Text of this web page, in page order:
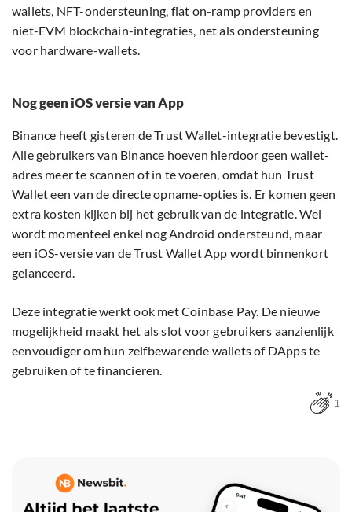
wallets, NFT-ondersteuning, fiat on-ramp providers en
niet-EVM blockchain-integraties, net als ondersteuning
voor hardware-wallets.
Nog geen iOS versie van App
Binance heeft gisteren de Trust Wallet-integratie bevestigt.
Alle gebruikers van Binance hoeven hierdoor geen wallet-
adres meer te scannen of in te voeren, omdat hun Trust
Wallet een van de directe opname-opties is. Er komen geen
extra kosten kijken bij het gebruik van de integratie. Wel
wordt momenteel enkel nog Android ondersteund, maar
een iOS-versie van de Trust Wallet App wordt binnenkort
gelanceerd.
Deze integratie werkt ook met Coinbase Pay. De nieuwe
mogelijkheid maakt het als slot voor gebruikers aanzienlijk
eenvoudiger om hun zelfbewarende wallets of DApps te
gebruiken of te financieren.
1